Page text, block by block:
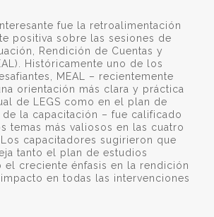
fue la retroalimentación
positiva sobre las sesiones de
Rendición de Cuentas y
Históricamente uno de los
MEAL – recientemente
orientación más clara y práctica
de LEGS como en el plan de
la capacitación – fue calificado
temas más valiosos en las cuatro
capacitadores sugirieron que
tanto el plan de estudios
el creciente énfasis en la rendición
en todas las intervenciones